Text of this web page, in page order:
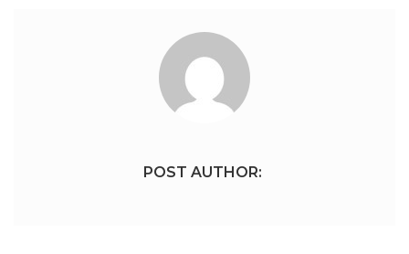
POST AUTHOR: